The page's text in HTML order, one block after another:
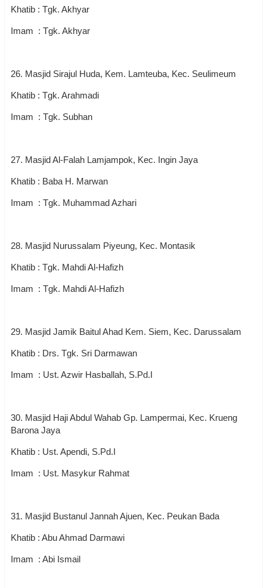
Khatib : Tgk. Akhyar
Imam : Tgk. Akhyar
26. Masjid Sirajul Huda, Kem. Lamteuba, Kec. Seulimeum
Khatib : Tgk. Arahmadi
Imam : Tgk. Subhan
27. Masjid Al-Falah Lamjampok, Kec. Ingin Jaya
Khatib : Baba H. Marwan
Imam : Tgk. Muhammad Azhari
28. Masjid Nurussalam Piyeung, Kec. Montasik
Khatib : Tgk. Mahdi Al-Hafizh
Imam : Tgk. Mahdi Al-Hafizh
29. Masjid Jamik Baitul Ahad Kem. Siem, Kec. Darussalam
Khatib : Drs. Tgk. Sri Darmawan
Imam : Ust. Azwir Hasballah, S.Pd.I
30. Masjid Haji Abdul Wahab Gp. Lampermai, Kec. Krueng
Barona Jaya
Khatib : Ust. Apendi, S.Pd.I
Imam : Ust. Masykur Rahmat
31. Masjid Bustanul Jannah Ajuen, Kec. Peukan Bada
Khatib : Abu Ahmad Darmawi
Imam : Abi Ismail